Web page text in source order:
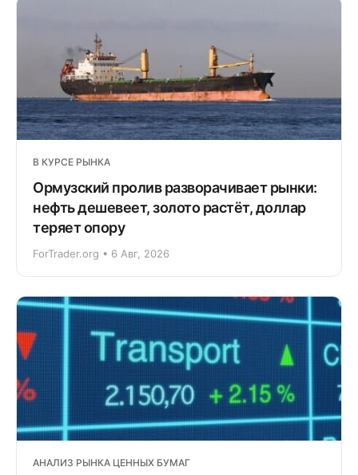
В КУРСЕ РЫНКА
Ормузский пролив разворачивает рынки:
нефть дешевеет, золото растёт, доллар
теряет опору
ForTrader.org • 6 Авг, 2026
АНАЛИЗ РЫНКА ЦЕННЫХ БУМАГ